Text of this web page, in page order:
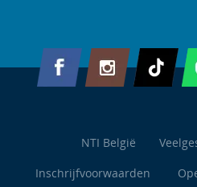
NTI België
Inschrijfvoorwaarden